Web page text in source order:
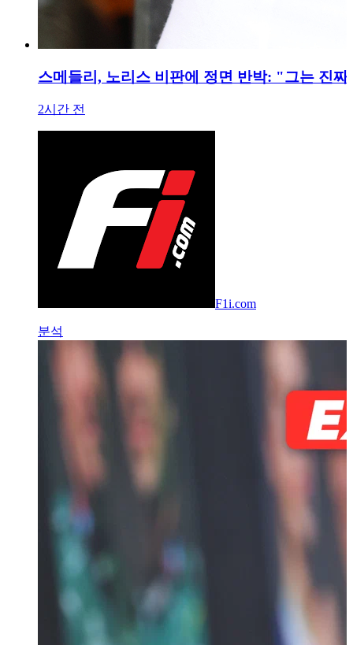
스메들리, 노리스 비판에 정면 반박: "그는 진
2시간 전
F1i.com
분석